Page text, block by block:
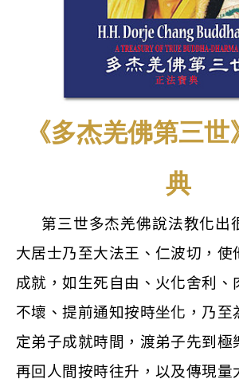
《多杰羌佛第三
典
第三世多杰羌佛說法教化出
大居士乃至大法王、仁波切，使
成就，如生死自由、火化舍利、
不壞、提前通知按時坐化，乃至
定弟子成就時間，渡弟子先到極
再回人間按時往升，以及傳現量